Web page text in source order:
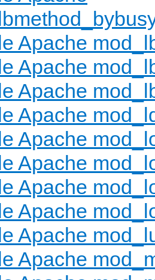
Apache
Apache
Apache
Apache
Apache
Apache
Apache
Apache
Apache
Apache